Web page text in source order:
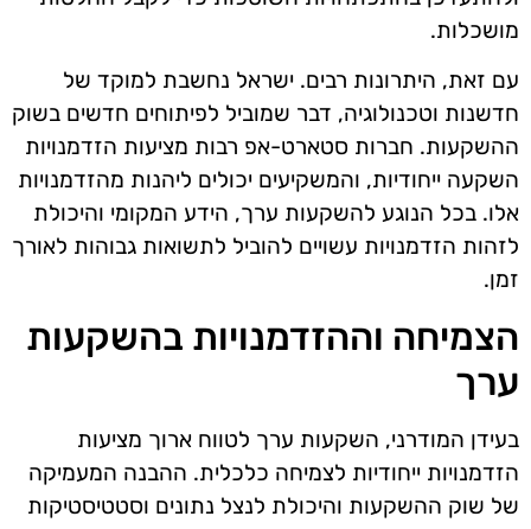
מושכלות.
עם זאת, היתרונות רבים. ישראל נחשבת למוקד של
חדשנות וטכנולוגיה, דבר שמוביל לפיתוחים חדשים בשוק
ההשקעות. חברות סטארט-אפ רבות מציעות הזדמנויות
השקעה ייחודיות, והמשקיעים יכולים ליהנות מהזדמנויות
אלו. בכל הנוגע להשקעות ערך, הידע המקומי והיכולת
לזהות הזדמנויות עשויים להוביל לתשואות גבוהות לאורך
זמן.
הצמיחה וההזדמנויות בהשקעות
ערך
בעידן המודרני, השקעות ערך לטווח ארוך מציעות
הזדמנויות ייחודיות לצמיחה כלכלית. ההבנה המעמיקה
של שוק ההשקעות והיכולת לנצל נתונים וסטטיסטיקות